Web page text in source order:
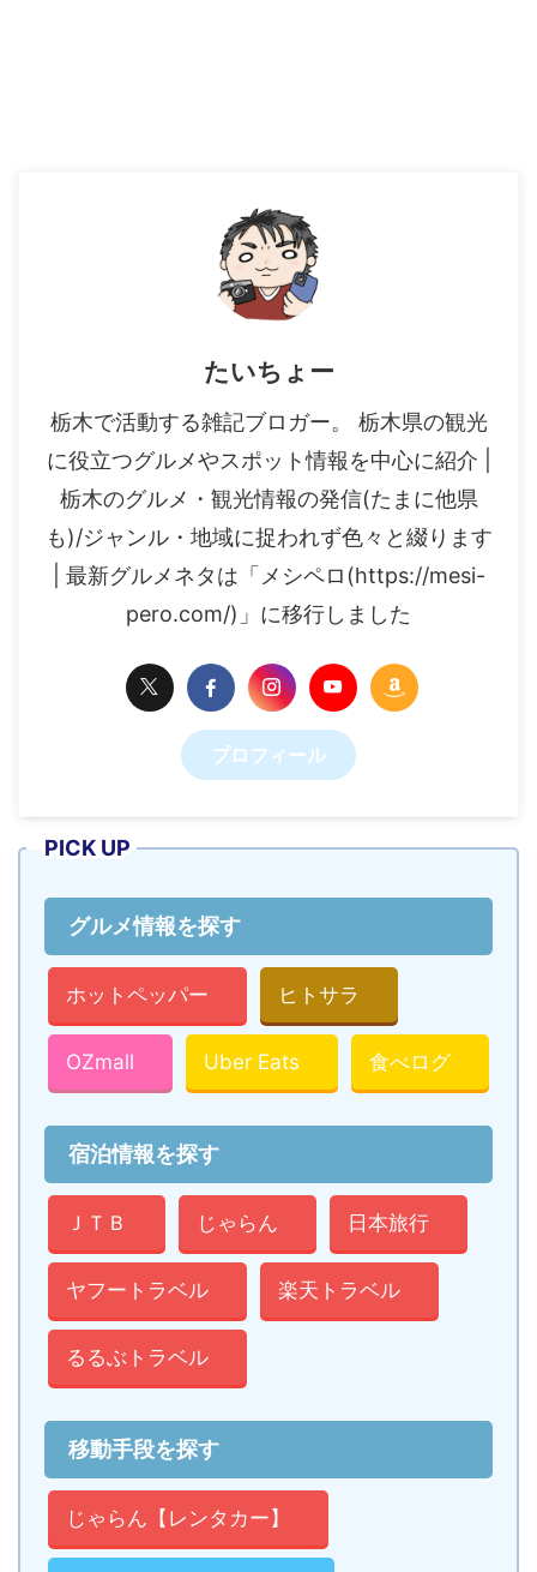
たいちょー
栃木で活動する雑記ブロガー。 栃木県の観光
に役立つグルメやスポット情報を中心に紹介 |
栃木のグルメ・観光情報の発信(たまに他県
も)/ジャンル・地域に捉われず色々と綴ります
| 最新グルメネタは「メシペロ(https://mesi-
pero.com/)」に移行しました
プロフィール
PICK UP
グルメ情報を探す
ホットペッパー ヒトサラ
OZmall Uber Eats 食べログ
宿泊情報を探す
ＪＴＢ じゃらん 日本旅行
ヤフートラベル 楽天トラベル
るるぶトラベル
移動手段を探す
じゃらん【レンタカー】